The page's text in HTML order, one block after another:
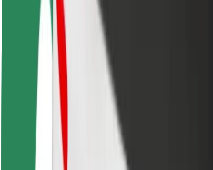
Aeroporturi
Stații de încărcare Bolt
Serviciul de relații clienți
Pentru pasageri
Pentru șoferi